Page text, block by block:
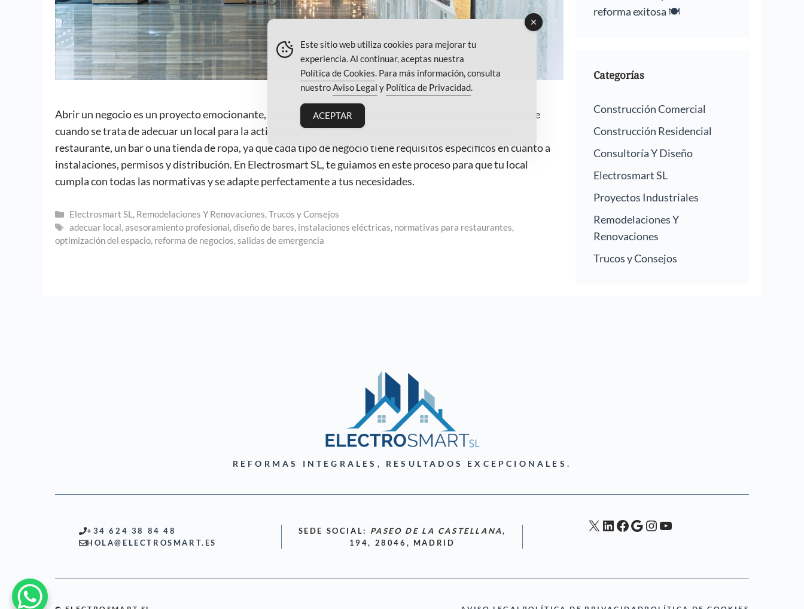
Abrir un negocio es un proyecto emocionante, pero también conlleva una serie de desafíos, especialmente
cuando se trata de adecuar un local para la actividad que se va a desarrollar. No es lo mismo abrir un
restaurante, un bar o una tienda de ropa, ya que cada tipo de negocio tiene requisitos específicos en cuanto a
instalaciones, permisos y distribución. En Electrosmart SL, te guiamos en este proceso para que tu local
cumpla con todas las normativas y se adapte perfectamente a tus necesidades.
Categorías
Electrosmart SL, Remodelaciones Y Renovaciones,Trucos y Consejos
Etiquetas
adecuar local,asesoramiento profesional,diseño de bares, instalaciones eléctricas, normativas para restaurantes,
optimización del espacio, reforma de negocios,salidas de emergencia
reforma exitosa 🍽️
Categorías
Construcción Comercial
Construcción Residencial
Consultoría Y Diseño
Electrosmart SL
Proyectos Industriales
Remodelaciones Y
Renovaciones
Trucos y Consejos
REFORMAS INTEGRALES, RESULTADOS EXCEPCIONALES.
+34 624 38 84 48
HOLA@ELECTROSMART.ES
SEDE SOCIAL: PASEO DE LA CASTELLANA,
194, 28046, MADRID
X LinkedIn
Facebook
Google
Instagram
YouTube
Este sitio web utiliza cookies para mejorar tu
experiencia. Al continuar, aceptas nuestra
Política de Cookies . Para más información, consulta
nuestro Aviso Legal y Política de Privacidad
ACEPTAR